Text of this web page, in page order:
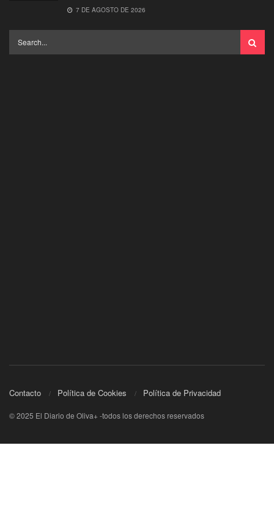
7 DE AGOSTO DE 2026
Contacto Política de Cookies Política de Privacidad
© 2025 El Diario de Oliva+ -todos los derechos reservados